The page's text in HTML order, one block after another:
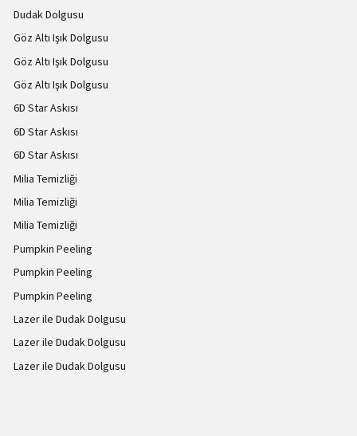
Dudak Dolgusu
Göz Altı Işık Dolgusu
Göz Altı Işık Dolgusu
Göz Altı Işık Dolgusu
6D Star Askısı
6D Star Askısı
6D Star Askısı
Milia Temizliği
Milia Temizliği
Milia Temizliği
Pumpkin Peeling
Pumpkin Peeling
Pumpkin Peeling
Lazer ile Dudak Dolgusu
Lazer ile Dudak Dolgusu
Lazer ile Dudak Dolgusu